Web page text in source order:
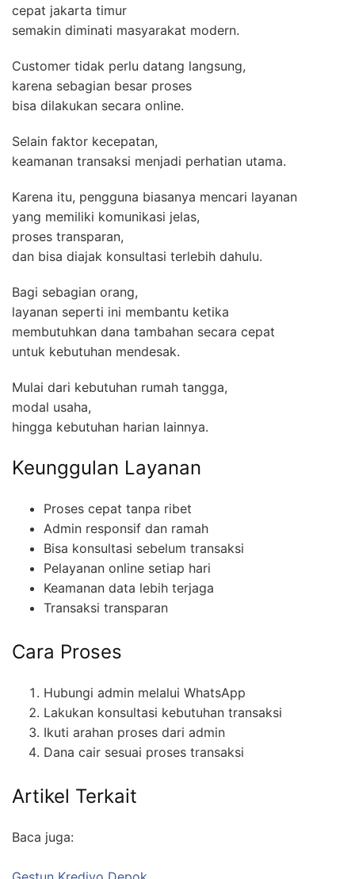
cepat jakarta timur
semakin diminati masyarakat modern.
Customer tidak perlu datang langsung,
karena sebagian besar proses
bisa dilakukan secara online.
Selain faktor kecepatan,
keamanan transaksi menjadi perhatian utama.
Karena itu, pengguna biasanya mencari layanan
yang memiliki komunikasi jelas,
proses transparan,
dan bisa diajak konsultasi terlebih dahulu.
Bagi sebagian orang,
layanan seperti ini membantu ketika
membutuhkan dana tambahan secara cepat
untuk kebutuhan mendesak.
Mulai dari kebutuhan rumah tangga,
modal usaha,
hingga kebutuhan harian lainnya.
Keunggulan Layanan
Proses cepat tanpa ribet
Admin responsif dan ramah
Bisa konsultasi sebelum transaksi
Pelayanan online setiap hari
Keamanan data lebih terjaga
Transaksi transparan
Cara Proses
Hubungi admin melalui WhatsApp
Lakukan konsultasi kebutuhan transaksi
Ikuti arahan proses dari admin
Dana cair sesuai proses transaksi
Artikel Terkait
Baca juga: